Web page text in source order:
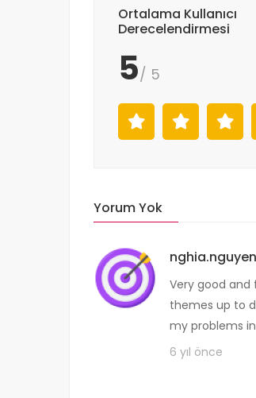
Ortalama Kullanıcı
Derecelendirmesi
5/ 5
Yorum Yok
nghia.nguyen
Very good and
themes up to
my problems
6 yıl önce